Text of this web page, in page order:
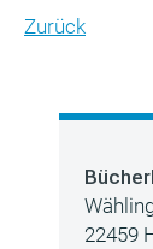
Zurück
22459